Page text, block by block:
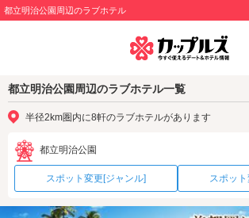
都立明治公園周辺のラブホテル
都立明治公園周辺のラブホテル一覧
半径2km圏内に8軒のラブホテルがあります
都立明治公園
スポット変更[ジャンル] スポッ